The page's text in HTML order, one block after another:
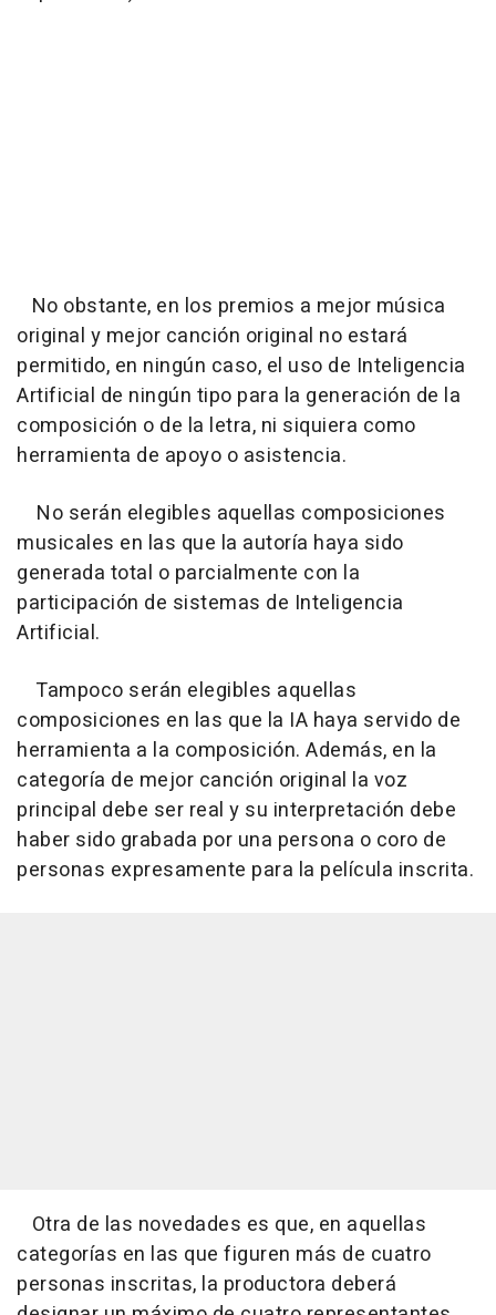
No obstante, en los premios a mejor música
original y mejor canción original no estará
permitido, en ningún caso, el uso de Inteligencia
Artificial de ningún tipo para la generación de la
composición o de la letra, ni siquiera como
herramienta de apoyo o asistencia.
No serán elegibles aquellas composiciones
musicales en las que la autoría haya sido
generada total o parcialmente con la
participación de sistemas de Inteligencia
Artificial.
Tampoco serán elegibles aquellas
composiciones en las que la IA haya servido de
herramienta a la composición. Además, en la
categoría de mejor canción original la voz
principal debe ser real y su interpretación debe
haber sido grabada por una persona o coro de
personas expresamente para la película inscrita.
Otra de las novedades es que, en aquellas
categorías en las que figuren más de cuatro
personas inscritas, la productora deberá